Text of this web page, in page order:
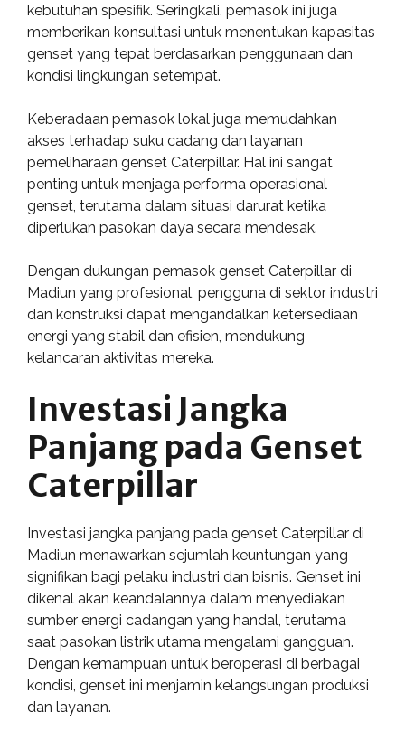
kebutuhan spesifik. Seringkali, pemasok ini juga
memberikan konsultasi untuk menentukan kapasitas
genset yang tepat berdasarkan penggunaan dan
kondisi lingkungan setempat.
Keberadaan pemasok lokal juga memudahkan
akses terhadap suku cadang dan layanan
pemeliharaan genset Caterpillar. Hal ini sangat
penting untuk menjaga performa operasional
genset, terutama dalam situasi darurat ketika
diperlukan pasokan daya secara mendesak.
Dengan dukungan pemasok genset Caterpillar di
Madiun yang profesional, pengguna di sektor industri
dan konstruksi dapat mengandalkan ketersediaan
energi yang stabil dan efisien, mendukung
kelancaran aktivitas mereka.
Investasi Jangka
Panjang pada Genset
Caterpillar
Investasi jangka panjang pada genset Caterpillar di
Madiun menawarkan sejumlah keuntungan yang
signifikan bagi pelaku industri dan bisnis. Genset ini
dikenal akan keandalannya dalam menyediakan
sumber energi cadangan yang handal, terutama
saat pasokan listrik utama mengalami gangguan.
Dengan kemampuan untuk beroperasi di berbagai
kondisi, genset ini menjamin kelangsungan produksi
dan layanan.